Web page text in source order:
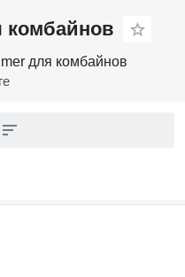
комбайнов
для комбайнов